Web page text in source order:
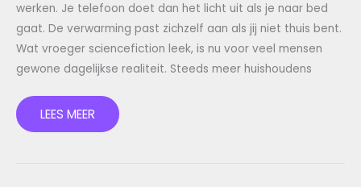
werken. Je telefoon doet dan het licht uit als je naar bed
gaat. De verwarming past zichzelf aan als jij niet thuis bent.
Wat vroeger sciencefiction leek, is nu voor veel mensen
gewone dagelijkse realiteit. Steeds meer huishoudens
LEES MEER